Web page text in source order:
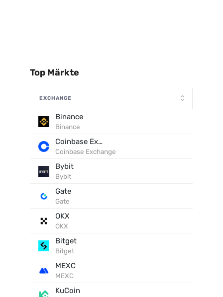
Top Märkte
EXCHANGE
Binance
Binance
Coinbase Exchange
Coinbase Exchange
Bybit
Bybit
Gate
Gate
OKX
OKX
Bitget
Bitget
MEXC
MEXC
KuCoin